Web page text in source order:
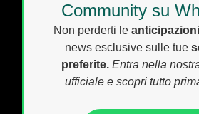
Community su
Non perderti le anticipazioni
news esclusive sulle tue
preferite. Entra nella
ufficiale e scopri tutto